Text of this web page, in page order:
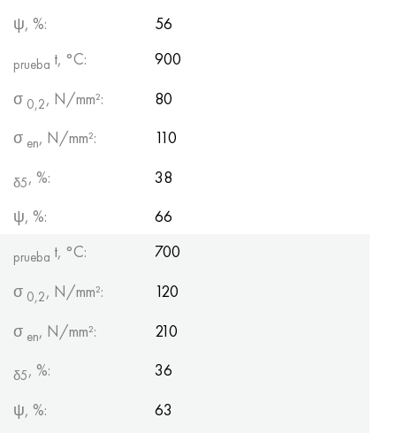
ψ, %:
56
prueba t, °С:
900
σ 0,2, N/mm²:
80
σ en, N/mm²: 110
δ5, %:
38
ψ, %:
66
prueba t, °С:
700
σ 0,2, N/mm²:
120
σ en, N/mm²: 210
δ5, %:
36
ψ, %:
63